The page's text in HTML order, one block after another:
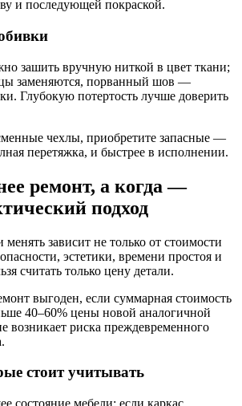
и последующей покраской.
зашить вручную ниткой в цвет ткани;
заменяются, порванный шов —
Глубокую потертость лучше доверить
чехлы, приобретите запасные —
перетяжка, и быстрее в исполнении.
ремонт, а когда —
подход
зависит не только от стоимости
эстетики, времени простоя и
считать только цену детали.
выгоден, если суммарная стоимость
40–60% цены новой аналогичной
возникает риска преждевременного
стоит учитывать
состояние мебели: если каркас